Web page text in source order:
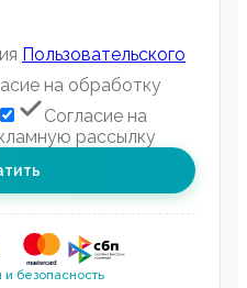
Пользовательского
на обработку
Согласие на
рассылку
безопасность